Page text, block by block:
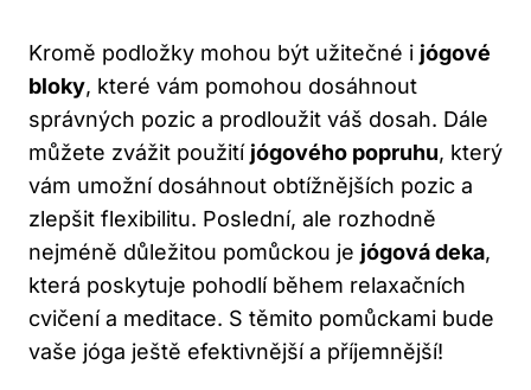
Kromě podložky mohou být užitečné i jógové
bloky, které vám pomohou dosáhnout
správných pozic a prodloužit váš dosah. Dále
můžete zvážit použití jógového popruhu, který
vám umožní dosáhnout obtížnějších pozic a
zlepšit flexibilitu. Poslední, ale rozhodně
nejméně důležitou pomůckou je jógová deka,
která poskytuje pohodlí během relaxačních
cvičení a meditace. S těmito pomůckami bude
vaše jóga ještě efektivnější a příjemnější!